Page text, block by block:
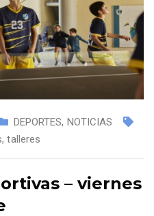
DEPORTES, NOTICIAS
,talleres
– viernes